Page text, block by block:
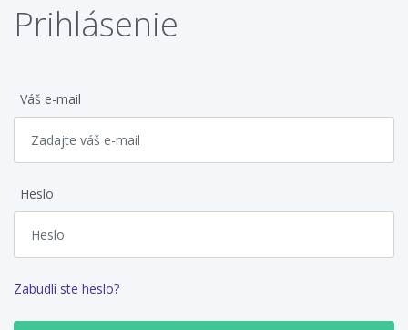
Prihlásenie
Váš e-mail
Heslo
Zabudli ste heslo?